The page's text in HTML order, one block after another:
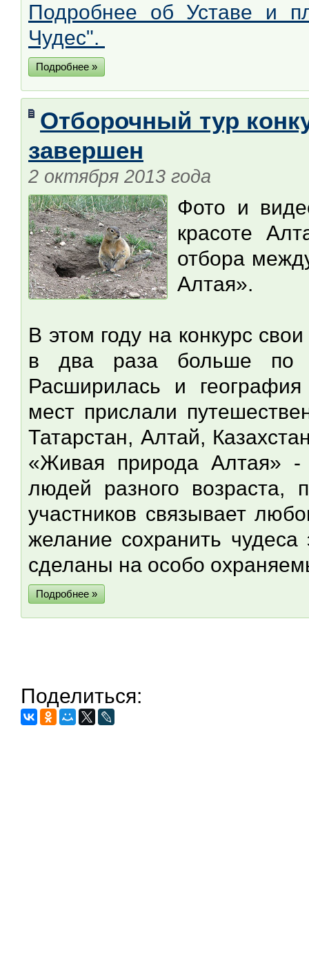
Подробнее об Уставе и
Чудес".
Подробнее »
Отборочный тур
завершен
2 октября 2013 года
Фото и
красоте
отбора
Алтая».
В этом году на конкурс
в два раза больше по
Расширилась и
мест прислали
Татарстан, Алтай,
«Живая природа Алтая» -
людей разного возраста,
участников связывает
желание сохранить
сделаны на особо
Подробнее »
Поделиться: